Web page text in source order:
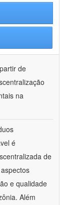
de
na
é
de
e qualidade
Além